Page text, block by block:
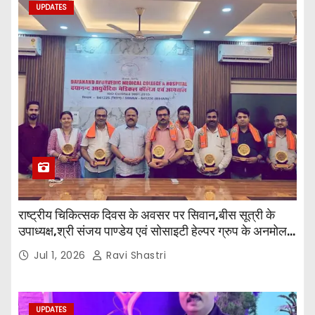
UPDATES
राष्ट्रीय चिकित्सक दिवस के अवसर पर सिवान,बीस सूत्री के
उपाध्यक्ष,श्री संजय पाण्डेय एवं सोसाइटी हेल्पर ग्रुप के अनमोल
जी तथा इनर व्हील क्लब की अध्यक्षा श्रीमती आरती अलोक वर्मा
एवं उनकी टीम द्वारा महाविद्यालय के प्राचार्य डॉ. सुधांशु शेखर
Jul 1, 2026 Ravi Shastri
UPDATES